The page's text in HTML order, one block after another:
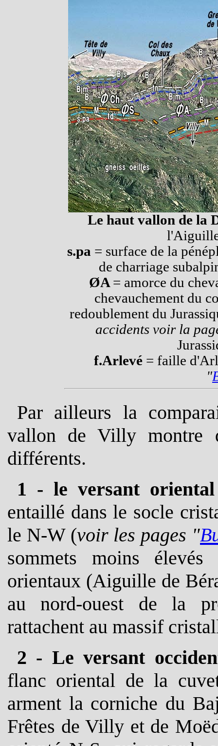
Le haut vallon de la
s.pa = surface de la
de charriage
ØA = amorce du
chevauchement du
redoublement du
accidents voir la
f.Arlevé = faille
"
Par ailleurs la
vallon de Villy montre
différents.
1 - le versant oriental
entaillé dans le socle
le N-W (voir les pages "
sommets moins
orientaux (Aiguille de
au nord-ouest de la
rattachent au massif
2 - Le versant
flanc oriental de la
arment la corniche du
Frêtes de Villy et de